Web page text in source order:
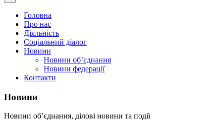
Головна
Про нас
Діяльність
Соціальний діалог
Новини
Новини об’єднання
Новини федерації
Контакти
Новини
Новини об’єднання, ділові новини та події